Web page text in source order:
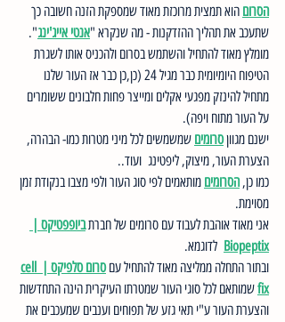
הסרום הוא תמצית מרוכזת מאוד שמספקת הזנה חשובה כך
שתעכב את תהליך ההזדקנות - מה שנקרא "אנטי אייג'ינג".
מומלץ מאוד להתחיל והשתמש בסרום ולהכניס אותו לשגרת
הטיפוח היומיומית כבר מגיל 24 (כן,כן כבר אז העור שלנו
מתחיל להינזק מפגעי אקלים ומייצר פחות חלבונים ששומרים
על העור מתוח ויפה).
ישנם מגוון סרומים שמשמשים לכל מיני מטרות כמו- הבהרה,
הצערת העור, מיצוק, ליפטינג  ועוד..
כמו כן, הסרומים מותאמים לפי סוג העור ולפי מצבו בנקודת זמן
מסוימת.
אני מאוד אוהבת לעבוד עם סרומים של חברת ביופפטיקס |
Biopeptix לדוגמא.
ובתור התחלה ממליצה מאוד להתחיל עם
סרום סלפיקס | cell
fix שמותאם לכל סוגי העור שמטרתו העיקרית הינה התחדשות
והצערת העור ע"י תאי גזע של תפוחים וענבים שמעכבים את